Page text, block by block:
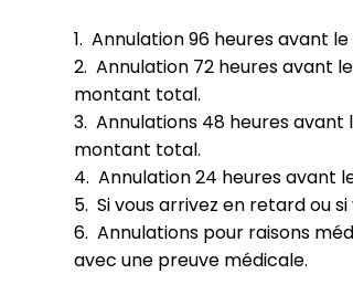
1. Annulation 96 heures avant
2. Annulation 72 heures avant
montant total.
3. Annulations 48 heures avant
montant total.
4. Annulation 24 heures avant
5. Si vous arrivez en retard ou
6. Annulations pour raisons
avec une preuve médicale.